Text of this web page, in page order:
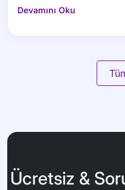
Devamını Oku
Ücretsiz &